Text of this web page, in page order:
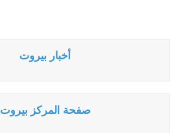
أخبار بيروت
صفحة المركز بيروت